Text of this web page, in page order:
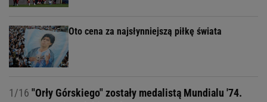
Oto cena za najsłynniejszą piłkę świata
1/16 "Orły Górskiego" zostały medalistą Mundialu '74.